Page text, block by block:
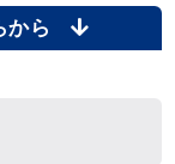
から